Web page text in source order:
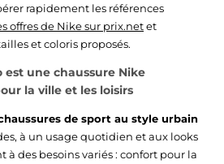
rapidement les références
offres de Nike sur prix.netet
et coloris proposés.
une chaussure Nike
la ville et les loisirs
de sport au style urbain
à un usage quotidien et aux looks
à des besoins variés : confort pour la